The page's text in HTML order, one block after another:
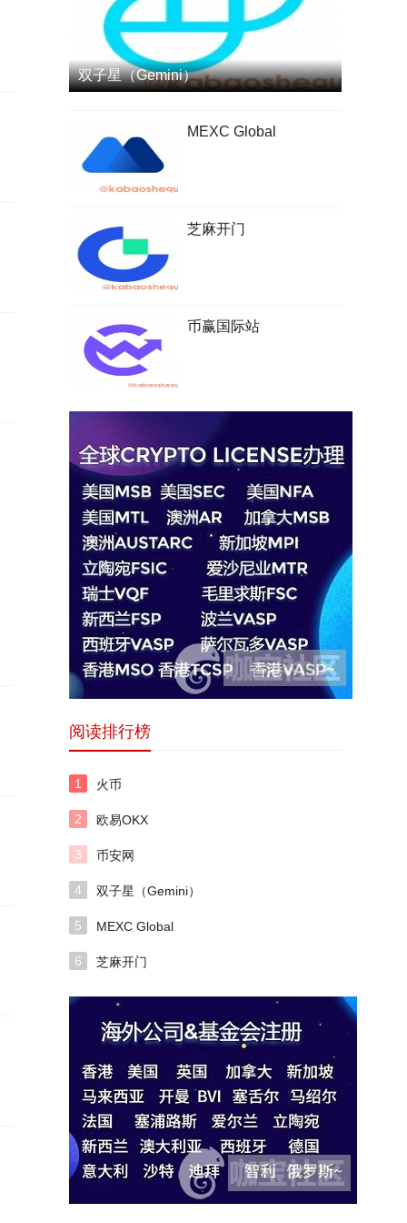
双子星（Gemini）
MEXC Global
芝麻开门
币赢国际站
阅读排行榜
1 火币
2 欧易OKX
3 币安网
4 双子星（Gemini）
5 MEXC Global
6 芝麻开门